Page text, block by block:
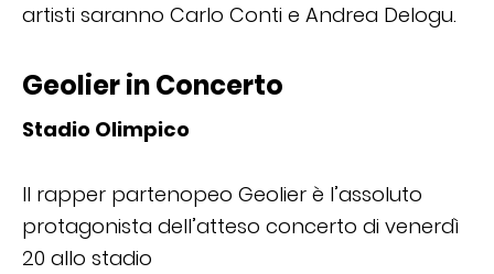
artisti saranno Carlo Conti e Andrea Delogu.
Geolier in Concerto
Stadio Olimpico
Il rapper partenopeo Geolier è l’assoluto
protagonista dell’atteso concerto di venerdì
20 allo stadio